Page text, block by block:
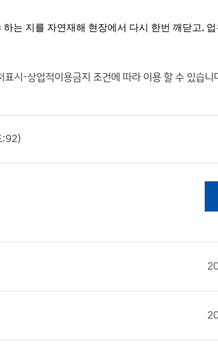
는 지를 자연재해 현장에서 다시 한번 깨닫고,
표시-상업적이용금지 조건에 따라 이용 할 수 있습니
:92)